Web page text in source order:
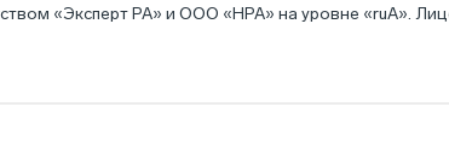
«Эксперт РА» и ООО «НРА» на уровне «ruА».